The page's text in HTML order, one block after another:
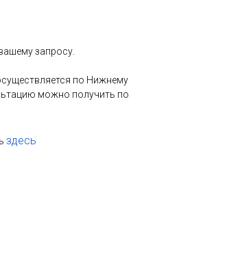
запросу.
по Нижнему
можно получить по
здесь